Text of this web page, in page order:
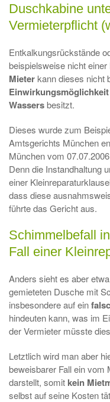
Duschkabine
Vermieterpflicht
Entkalkungsrückstände
beispielsweise nicht
Mieter kann dieses nicht
Wassersbesitzt.
Dieses wurde zum
Amtsgerichts München
München vom
Denn die Instandhaltung
einer
dass diese
führte das Gericht aus.
Schimmelbefall
Fall einer
Anders sieht es aber
gemieteten Dusche mit
insbesondere auf ein
hindeuten kann, was im
der Vermieter müsste
Letztlich wird man aber
beweisbarer Fall ein vom
darstellt, somit kein
selbst auf seine Kosten